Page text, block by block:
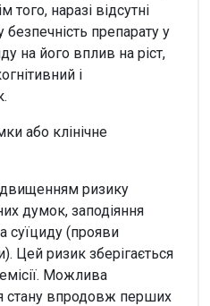
того, наразі відсутні
препарату у
на його вплив на ріст,
і
або клінічне
ризику
думок, заподіяння
суїциду (прояви
Цей ризик зберігається
Можлива
стану впродовж перших